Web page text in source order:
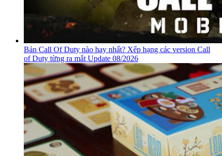
Bản Call Of Duty nào hay nhất? Xếp hạng các version Call
of Duty từng ra mắt Update 08/2026